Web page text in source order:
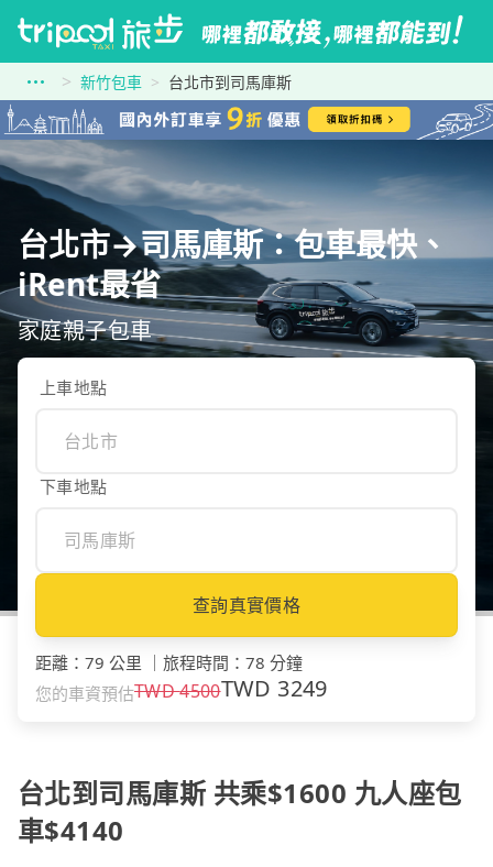
新竹包車 台北市到司馬庫斯
台北市→司馬庫斯：包車最快、
iRent最省
家庭親子包車
上車地點
下車地點
查詢真實價格
距離 ： 79 公里 旅程時間 ： 78 分鐘
您的車資預估TWD4500TWD 3249
台北到司馬庫斯 共乘$1600 九人座包
車$4140